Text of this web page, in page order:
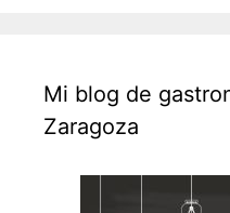
Mi blog de
Zaragoza